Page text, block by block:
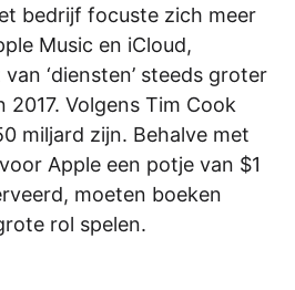
bedrijf focuste zich meer
Music en iCloud,
‘diensten’ steeds groter
Volgens Tim Cook
miljard zijn. Behalve met
Apple een potje van $1
moeten boeken
rol spelen.